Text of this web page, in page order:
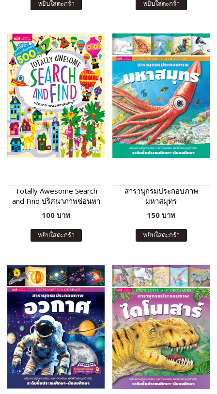
หยิบใส่ตะกร้า หยิบใส่ตะกร้า
Totally Awesome Search
and Find ปริศนาภาพซ่อนหา
สุดสนุก
100 บาท
หยิบใส่ตะกร้า
สารานุกรมประกอบภาพ
มหาสมุทร
150 บาท
หยิบใส่ตะกร้า